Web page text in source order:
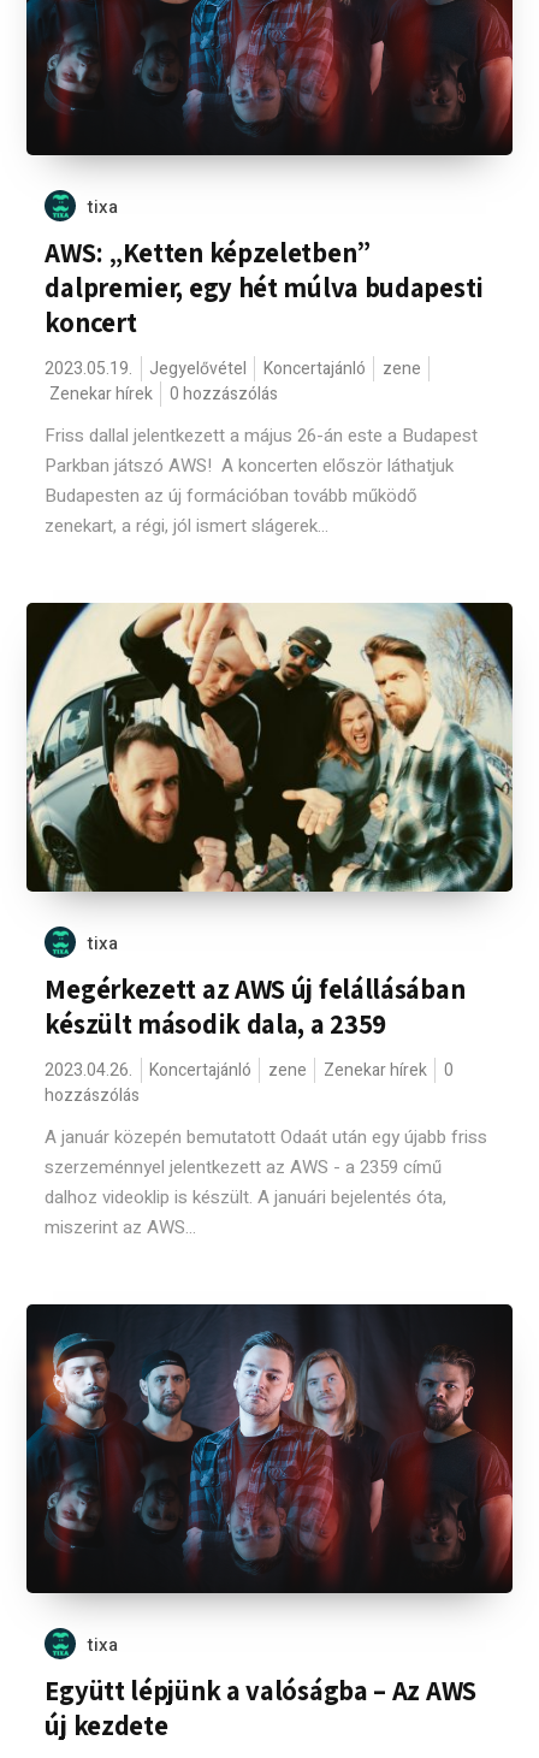
tixa
AWS: „Ketten képzeletben”
dalpremier, egy hét múlva budapesti
koncert
2023.05.19. Jegyelővétel Koncertajánló
zene
Zenekar hírek
0 hozzászólás
Friss dallal jelentkezett a május 26-án este a Budapest
Parkban játszó AWS! A koncerten először láthatjuk
Budapesten az új formációban tovább működő
zenekart, a régi, jól ismert slágerek...
tixa
Megérkezett az AWS új felállásában
készült második dala, a 2359
2023.04.26. Koncertajánló zene Zenekar hírek
0
hozzászólás
A január közepén bemutatott Odaát után egy újabb friss
szerzeménnyel jelentkezett az AWS - a 2359 című
dalhoz videoklip is készült. A januári bejelentés óta,
miszerint az AWS...
tixa
Együtt lépjünk a valóságba – Az AWS
új kezdete